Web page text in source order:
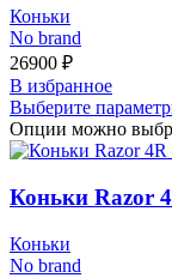
Коньки
No brand
26900 ₽
В избранное
Выберите
Опции можно
Коньки Razor
Коньки
No brand